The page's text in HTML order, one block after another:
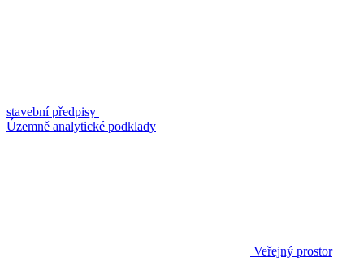
stavební předpisy
Územně analytické podklady
Veřejný prostor